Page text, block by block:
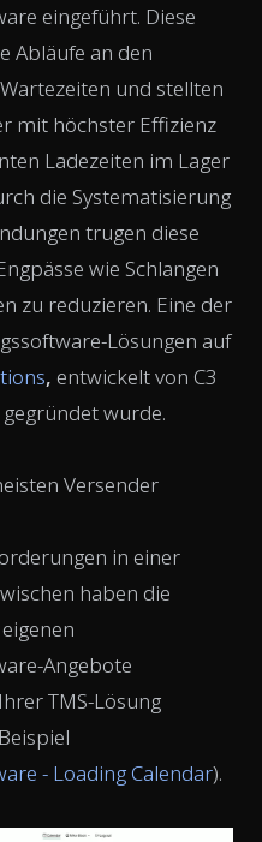
eingeführt. Diese
Abläufe an den
und stellten
mit höchster Effizienz
Ladezeiten im Lager
die Systematisierung
trugen diese
wie Schlangen
zu reduzieren. Eine der
Lösungen auf
, entwickelt von C3
wurde.
Versender
in einer
haben die
Angebote
TMS-Lösung
- Loading Calendar).